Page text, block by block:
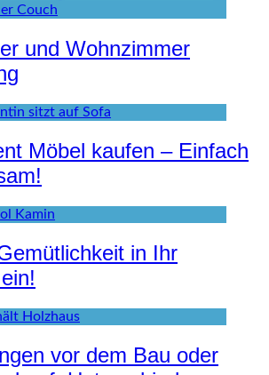
und Wohnzimmer
Möbel kaufen – Einfach
in Ihr
vor dem Bau oder